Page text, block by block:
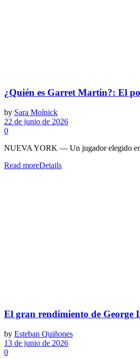
¿Quién es Garret Martin?: El
by Sara Molnick
22 de junio de 2026
0
NUEVA YORK — Un jugador elegido en
Read moreDetails
El gran rendimiento de George
by Esteban Quiñones
13 de junio de 2026
0